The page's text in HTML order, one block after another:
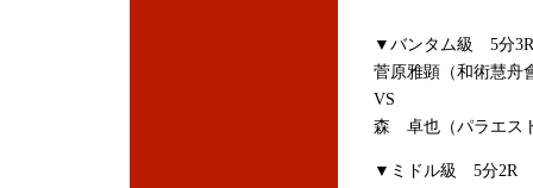
▼バンタム級 5分3R
菅原雅顕（和術慧舟
VS
森 卓也（パラエス
▼ミドル級 5分2R